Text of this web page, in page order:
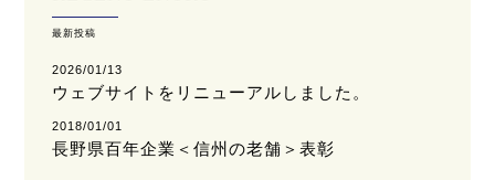
最新投稿
2026/01/13
ウェブサイトをリニューアルしました。
2018/01/01
長野県百年企業＜信州の老舗＞表彰